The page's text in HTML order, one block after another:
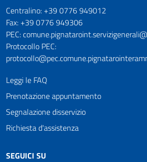
Numeri utili
Centralino: +39 0776 949012
Fax: +39 0776 949306
PEC:
Protocollo PEC:
Leggi le FAQ
Prenotazione appuntamento
Segnalazione disservizio
Richiesta d'assistenza
SEGUICI SU